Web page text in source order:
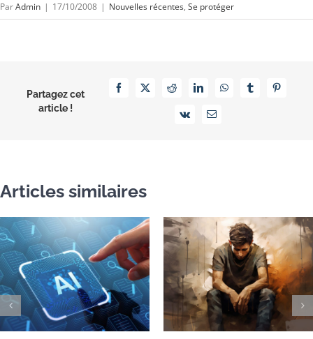
ParAdmin | 17/10/2008 | Nouvelles récentes, Se protéger
Partagez cet
article !
Facebook
X RedditLinkedInWhatsAppTumblrPinterest
Vk Email
Articles similaires